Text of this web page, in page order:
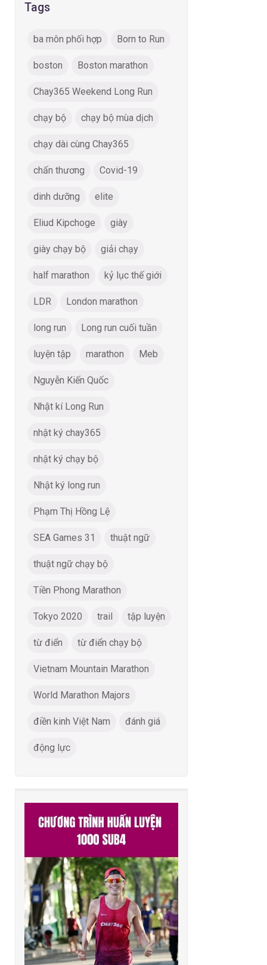
Tags
ba môn phối hợp Born to Run
boston Boston marathon
Chay365 Weekend Long Run
chạy bộ chạy bộ mùa dịch
chạy dài cùng Chay365
chấn thương Covid-19
dinh dưỡng elite
Eliud Kipchoge giày
giày chạy bộ giải chạy
half marathon kỷ lục thế giới
LDR London marathon
long run Long run cuối tuần
luyện tập marathon Meb
Nguyễn Kiến Quốc
Nhật kí Long Run
nhật ký chay365
nhật ký chạy bộ
Nhật ký long run
Phạm Thị Hồng Lệ
SEA Games 31 thuật ngữ
thuật ngữ chạy bộ
Tiền Phong Marathon
Tokyo 2020 trail tập luyện
từ điển từ điển chạy bộ
Vietnam Mountain Marathon
World Marathon Majors
điền kinh Việt Nam đánh giá
động lực